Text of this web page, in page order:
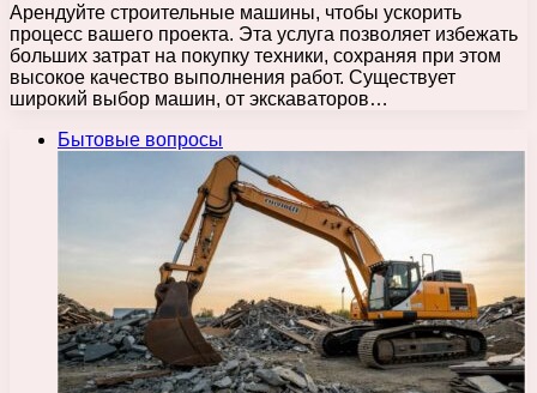
Арендуйте строительные машины, чтобы ускорить
процесс вашего проекта. Эта услуга позволяет избежать
больших затрат на покупку техники, сохраняя при этом
высокое качество выполнения работ. Существует
широкий выбор машин, от экскаваторов…
Бытовые вопросы